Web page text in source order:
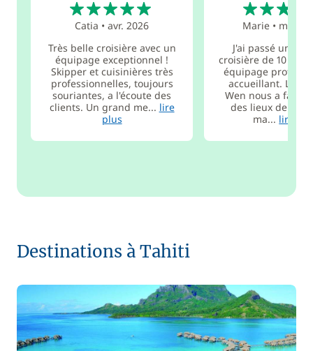
Catia •avr. 2026
Très belle croisière avec un
équipage exceptionnel !
Skipper et cuisinières très
professionnelles, toujours
souriantes, a l'écoute des
clients. Un grand me... lire
plus
Marie • mars
J'ai passé une
croisière de 10
équipage
accueillant. Le
Wen nous a fait
des lieux de
ma... lire
Destinations à Tahiti